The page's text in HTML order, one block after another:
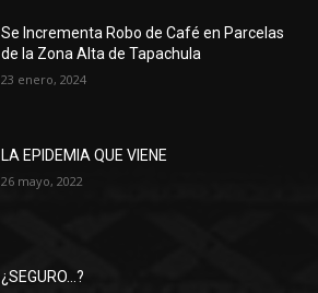
Se Incrementa Robo de Café en Parcelas
de la Zona Alta de Tapachula
23 enero, 2024
LA EPIDEMIA QUE VIENE
26 mayo, 2022
¿SEGURO…?